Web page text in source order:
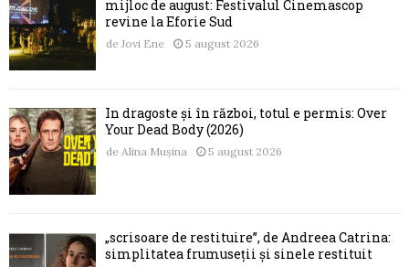
mijloc de august: Festivalul Cinemascop
revine la Eforie Sud
de Jovi Ene 5 august 2026
În dragoste și în război, totul e permis: Over
Your Dead Body (2026)
de Alina Mușina 5 august 2026
„scrisoare de restituire”, de Andreea Catrina:
simplitatea frumuseții și sinele restituit